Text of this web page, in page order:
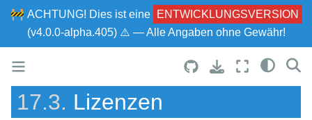
🚧 ACHTUNG! Dies ist eine
ENTWICKLUNGSVERSION
(v4.0.0-alpha.405) ⚠ — Alle Angaben ohne Gewähr!
17.3. Lizenzen